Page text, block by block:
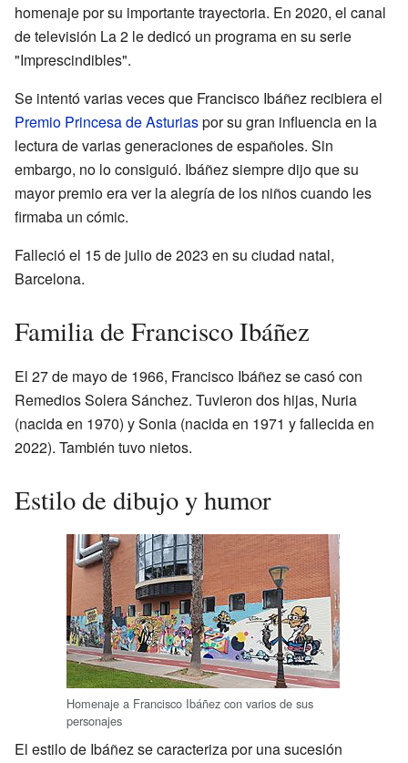
homenaje por su importante trayectoria. En 2020, el canal
de televisión La 2 le dedicó un programa en su serie
"Imprescindibles".
Se intentó varias veces que Francisco Ibáñez recibiera el
Premio Princesa de Asturiaspor su gran influencia en la
lectura de varias generaciones de españoles. Sin
embargo, no lo consiguió. Ibáñez siempre dijo que su
mayor premio era ver la alegría de los niños cuando les
firmaba un cómic.
Falleció el 15 de julio de 2023 en su ciudad natal,
Barcelona.
Familia de Francisco Ibáñez
El 27 de mayo de 1966, Francisco Ibáñez se casó con
Remedios Solera Sánchez. Tuvieron dos hijas, Nuria
(nacida en 1970) y Sonia (nacida en 1971 y fallecida en
2022). También tuvo nietos.
Estilo de dibujo y humor
Homenaje a Francisco Ibáñez con varios de sus
personajes
El estilo de Ibáñez se caracteriza por una sucesión